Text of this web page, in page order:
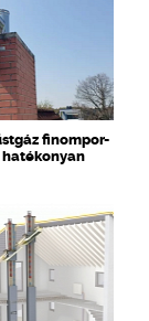
finompor-